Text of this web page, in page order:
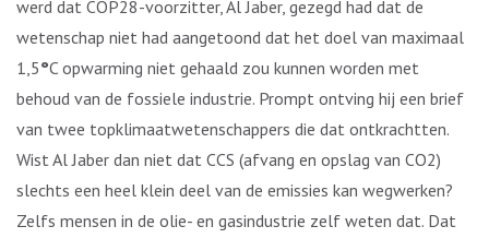
werd dat COP28-voorzitter, Al Jaber, gezegd had dat de
wetenschap niet had aangetoond dat het doel van maximaal
1,5°C opwarming niet gehaald zou kunnen worden met
behoud van de fossiele industrie. Prompt ontving hij een brief
van twee topklimaatwetenschappers die dat ontkrachtten.
Wist Al Jaber dan niet dat CCS (afvang en opslag van CO2)
slechts een heel klein deel van de emissies kan wegwerken?
Zelfs mensen in de olie- en gasindustrie zelf weten dat. Dat